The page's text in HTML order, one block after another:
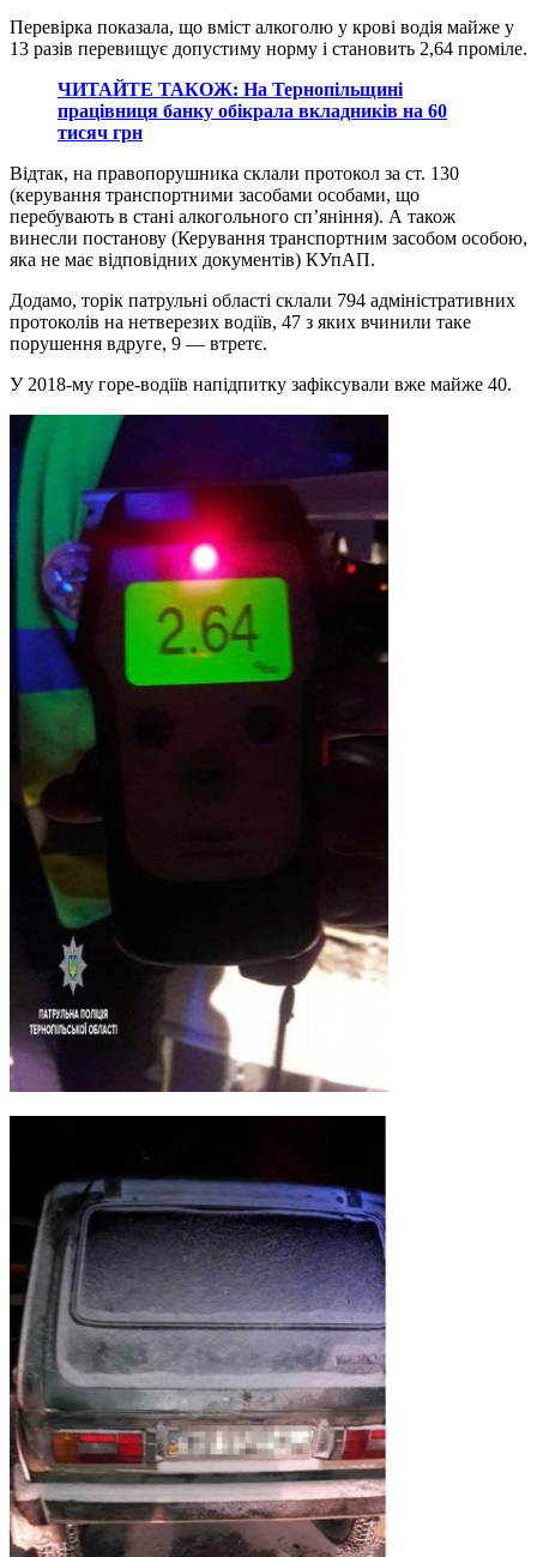
Перевірка показала, що вміст алкоголю у крові водія майже у
13 разів перевищує допустиму норму і становить 2,64 проміле.
ЧИТАЙТЕ ТАКОЖ: На Тернопільщині
працівниця банку обікрала вкладників на 60
тисяч грн
Відтак, на правопорушника склали протокол за ст. 130
(керування транспортними засобами особами, що
перебувають в стані алкогольного сп’яніння). А також
винесли постанову (Керування транспортним засобом особою,
яка не має відповідних документів) КУпАП.
Додамо, торік патрульні області склали 794 адміністративних
протоколів на нетверезих водіїв, 47 з яких вчинили таке
порушення вдруге, 9 ― втретє.
У 2018-му горе-водіїв напідпитку зафіксували вже майже 40.